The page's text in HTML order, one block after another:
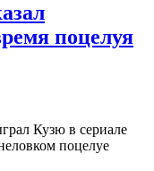
поцелуя
Кузю в сериале
поцелуе